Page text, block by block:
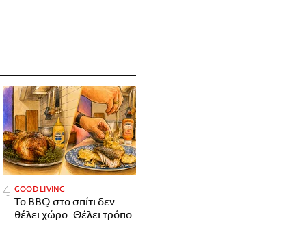
GOOD LIVING
Το BBQ στο σπίτι δεν
θέλει χώρο. Θέλει τρόπο.